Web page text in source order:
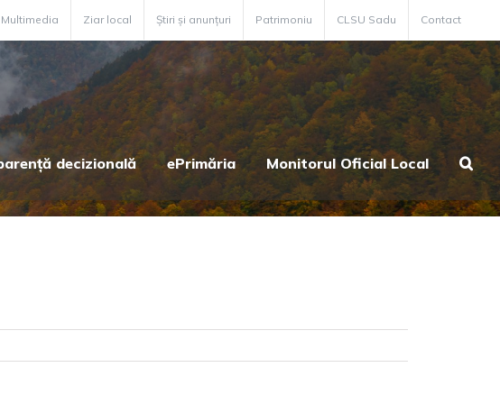
Multimedia Ziar local Știri și anunțuri Patrimoniu CLSU Sadu Contact
decizională ePrimăria Monitorul Oficial Local